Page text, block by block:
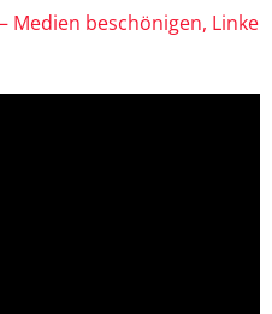
Medien beschönigen, Linke